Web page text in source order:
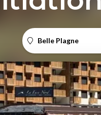
Belle Plagne